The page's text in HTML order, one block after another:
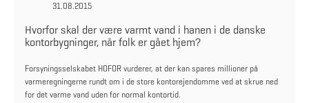
31.08.2015
Hvorfor skal der være varmt vand i hanen i de danske
kontorbygninger, når folk er gået hjem?
Forsyningsselskabet HOFOR vurderer, at der kan spares millioner på
varmeregningerne rundt om i de store kontorejendomme ved at skrue ned
for det varme vand uden for normal kontortid.